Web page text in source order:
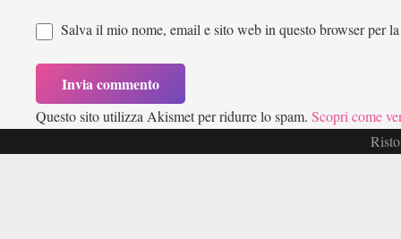
Salva il mio nome, email e sito web in questo browser per
Questo sito utilizza Akismet per ridurre lo spam. Scopri come